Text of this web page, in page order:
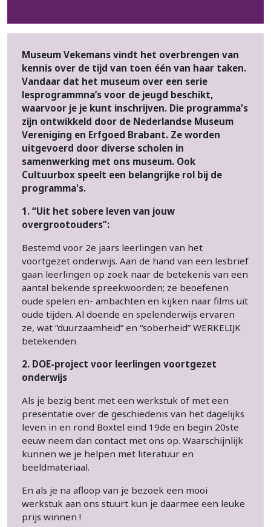
Museum Vekemans vindt het overbrengen van
kennis over de tijd van toen één van haar taken.
Vandaar dat het museum over een serie
lesprogrammna’s voor de jeugd beschikt,
waarvoor je je kunt inschrijven. Die programma's
zijn ontwikkeld door de Nederlandse Museum
Vereniging en Erfgoed Brabant. Ze worden
uitgevoerd door diverse scholen in
samenwerking met ons museum. Ook
Cultuurbox speelt een belangrijke rol bij de
programma's.
1. “Uit het sobere leven van jouw
overgrootouders”:
Bestemd voor 2e jaars leerlingen van het
voortgezet onderwijs. Aan de hand van een lesbrief
gaan leerlingen op zoek naar de betekenis van een
aantal bekende spreekwoorden; ze beoefenen
oude spelen en- ambachten en kijken naar films uit
oude tijden. Al doende en spelenderwijs ervaren
ze, wat “duurzaamheid” en “soberheid” WERKELIJK
betekenden
2. DOE-project voor leerlingen voortgezet
onderwijs
Als je bezig bent met een werkstuk of met een
presentatie over de geschiedenis van het dagelijks
leven in en rond Boxtel eind 19de en begin 20ste
eeuw neem dan contact met ons op. Waarschijnlijk
kunnen we je helpen met literatuur en
beeldmateriaal.
En als je na afloop van je bezoek een mooi
werkstuk aan ons stuurt kun je daarmee een leuke
prijs winnen !